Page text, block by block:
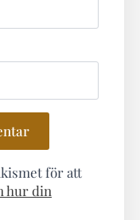
för att
hur din